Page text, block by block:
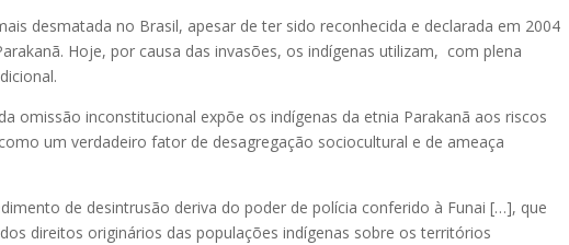
desmatada no Brasil, apesar de ter sido reconhecida e declarada em 2004
Hoje, por causa das invasões, os indígenas utilizam, com plena
omissão inconstitucional expõe os indígenas da etnia Parakanã aos riscos
um verdadeiro fator de desagregação sociocultural e de ameaça
de desintrusão deriva do poder de polícia conferido à Funai […], que
direitos originários das populações indígenas sobre os territórios